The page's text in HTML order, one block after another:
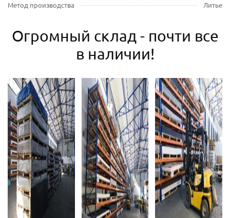
Метод производства
Литье
Огромный склад - почти все
в наличии!